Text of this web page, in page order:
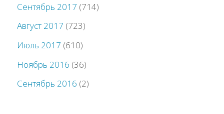
Сентябрь 2017 (714)
Август 2017 (723)
Июль 2017 (610)
Ноябрь 2016 (36)
Сентябрь 2016 (2)